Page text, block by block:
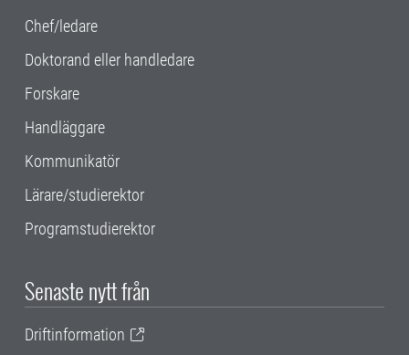
Chef/ledare
Doktorand eller handledare
Forskare
Handläggare
Kommunikatör
Lärare/studierektor
Programstudierektor
Senaste nytt från
Driftinformation